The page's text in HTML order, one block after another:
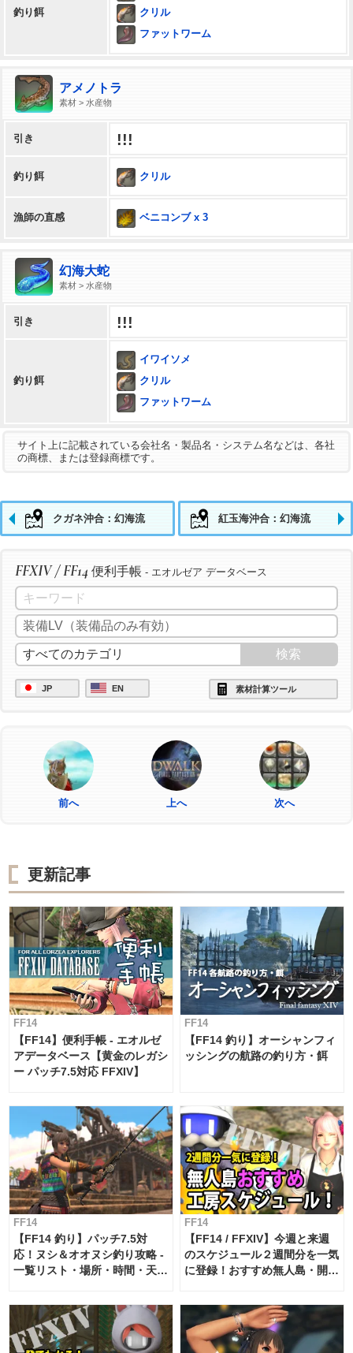
釣り餌
クリル
ファットワーム
アメノトラ
素材 > 水産物
引き !!!
釣り餌 クリル
漁師の直感 ベニコンブ x 3
幻海大蛇
素材 > 水産物
引き !!!
釣り餌
イワイソメ
クリル
ファットワーム
サイト上に記載されている会社名・製品名・システム名などは、各社
の商標、または登録商標です。
クガネ沖合：幻海流 紅玉海沖合：幻海流
FFXIV / FF14 便利手帳 - エオルゼア データベース
JP EN 素材計算ツール
前へ 上へ 次へ
更新記事
FF14
【FF14】便利手帳 - エオルゼ
アデータベース【黄金のレガシ
ー パッチ7.5対応 FFXIV】
FF14
【FF14 釣り】オーシャンフィ
ッシングの航路の釣り方・餌
FF14
【FF14 釣り】パッチ7.5対
応！ヌシ＆オオヌシ釣り攻略 -
一覧リスト・場所・時間・天
FF14
【FF14 / FFXIV】今週と来週
のスケジュール２週間分を一気
に登録！おすすめ無人島・開拓
対応 / 毎週更新中】